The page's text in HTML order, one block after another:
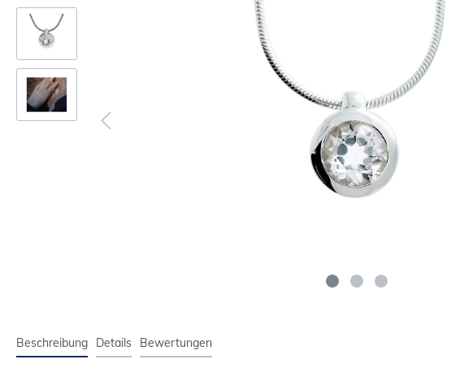
Beschreibung Details Bewertungen